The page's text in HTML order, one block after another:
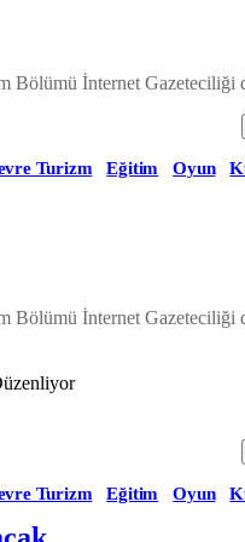
İnternet Gazeteciliği
Turizm Eğitim Oyun
İnternet Gazeteciliği
Turizm Eğitim Oyun